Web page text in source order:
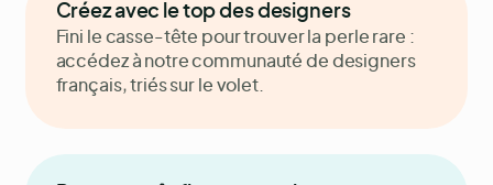
Créez avec le top des designers
Fini le casse-tête pour trouver la perle rare :
accédez à notre communauté de designers
français, triés sur le volet.
Facture d’avril
Période
Avril
Plan
“Un peu”(x1)
Facturé aujourd’hui
990€
Facturé le mois précédent
Facture d’avril
Période
Avril
Plan
“Un peu”(x1)
Facturé aujourd’hui
990€
Facturé le mois précédent